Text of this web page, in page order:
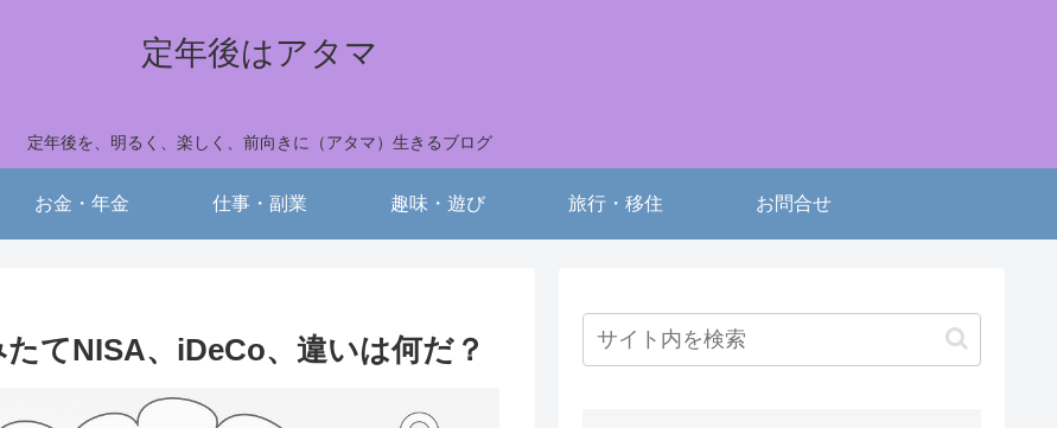
定年後はアタマ
定年後を、明るく、楽しく、前向きに（アタマ）生きるブログ
お金・年金 仕事・副業 趣味・遊び 旅行・移住 お問合せ
てNISA、iDeCo、違いは何だ？